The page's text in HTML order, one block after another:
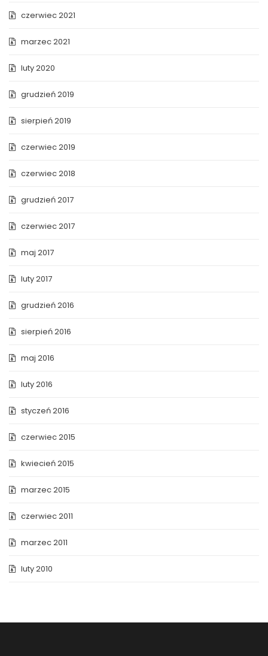
czerwiec 2021
marzec 2021
luty 2020
grudzień 2019
sierpień 2019
czerwiec 2019
czerwiec 2018
grudzień 2017
czerwiec 2017
maj 2017
luty 2017
grudzień 2016
sierpień 2016
maj 2016
luty 2016
styczeń 2016
czerwiec 2015
kwiecień 2015
marzec 2015
czerwiec 2011
marzec 2011
luty 2010